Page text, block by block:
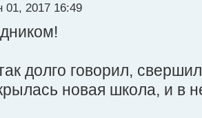
01, 2017 16:49
долго говорил,
новая школа, и в